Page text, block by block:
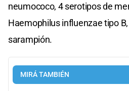
neumococo, 4 serotipos de
Haemophilus influenzae tipo
sarampión.
MIRÁ TAMBIÉN